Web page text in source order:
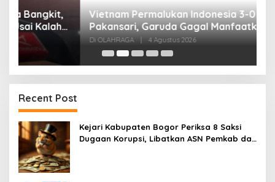
Vietnam Permalukan Indonesia 3-0 di
Pakansari, Garuda Gagal Manfaatkan Laga
Kandang
Di OLAHRAGA 4 Agustus 2026
Recent Post
Kejari Kabupaten Bogor Periksa 8 Saksi
Dugaan Korupsi, Libatkan ASN Pemkab dan